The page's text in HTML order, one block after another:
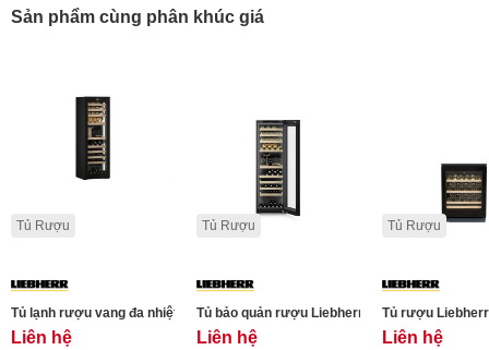
Sản phẩm cùng phân khúc giá
Tủ Rượu
Tủ lạnh rượu vang đa nhiệt độ Liebherr WPgbi 7473 Vinidor -182 chai
Liên hệ
Tủ Rượu
Tủ bảo quản rượu Liebherr WPgbi 5283
Liên hệ
Tủ Rượu
Tủ rượu
Liên hệ